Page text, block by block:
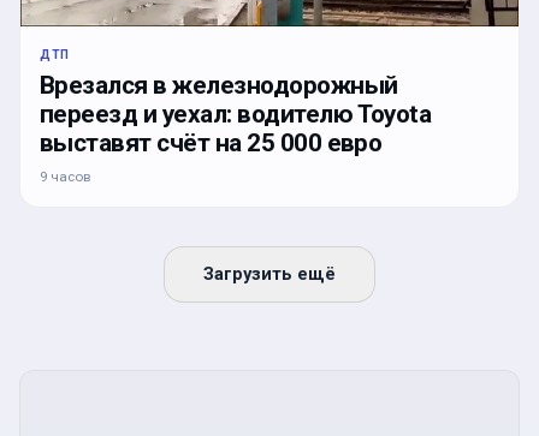
ДТП
Врезался в железнодорожный
переезд и уехал: водителю Toyota
выставят счёт на 25 000 евро
9 часов
Загрузить ещё